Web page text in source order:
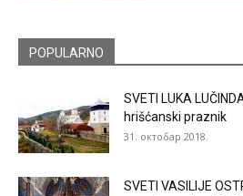
POPULARNO
SVETI LUKA
hrišćanski praznik
31. октобар 2018.
SVETI VASILIJE